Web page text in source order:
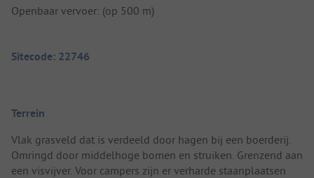
Openbaar vervoer: (op 500 m)
Sitecode: 22746
Terrein
Vlak grasveld dat is verdeeld door hagen bij een boerderij.
Omringd door middelhoge bomen en struiken. Grenzend aan
een visvijver. Voor campers zijn er verharde staanplaatsen